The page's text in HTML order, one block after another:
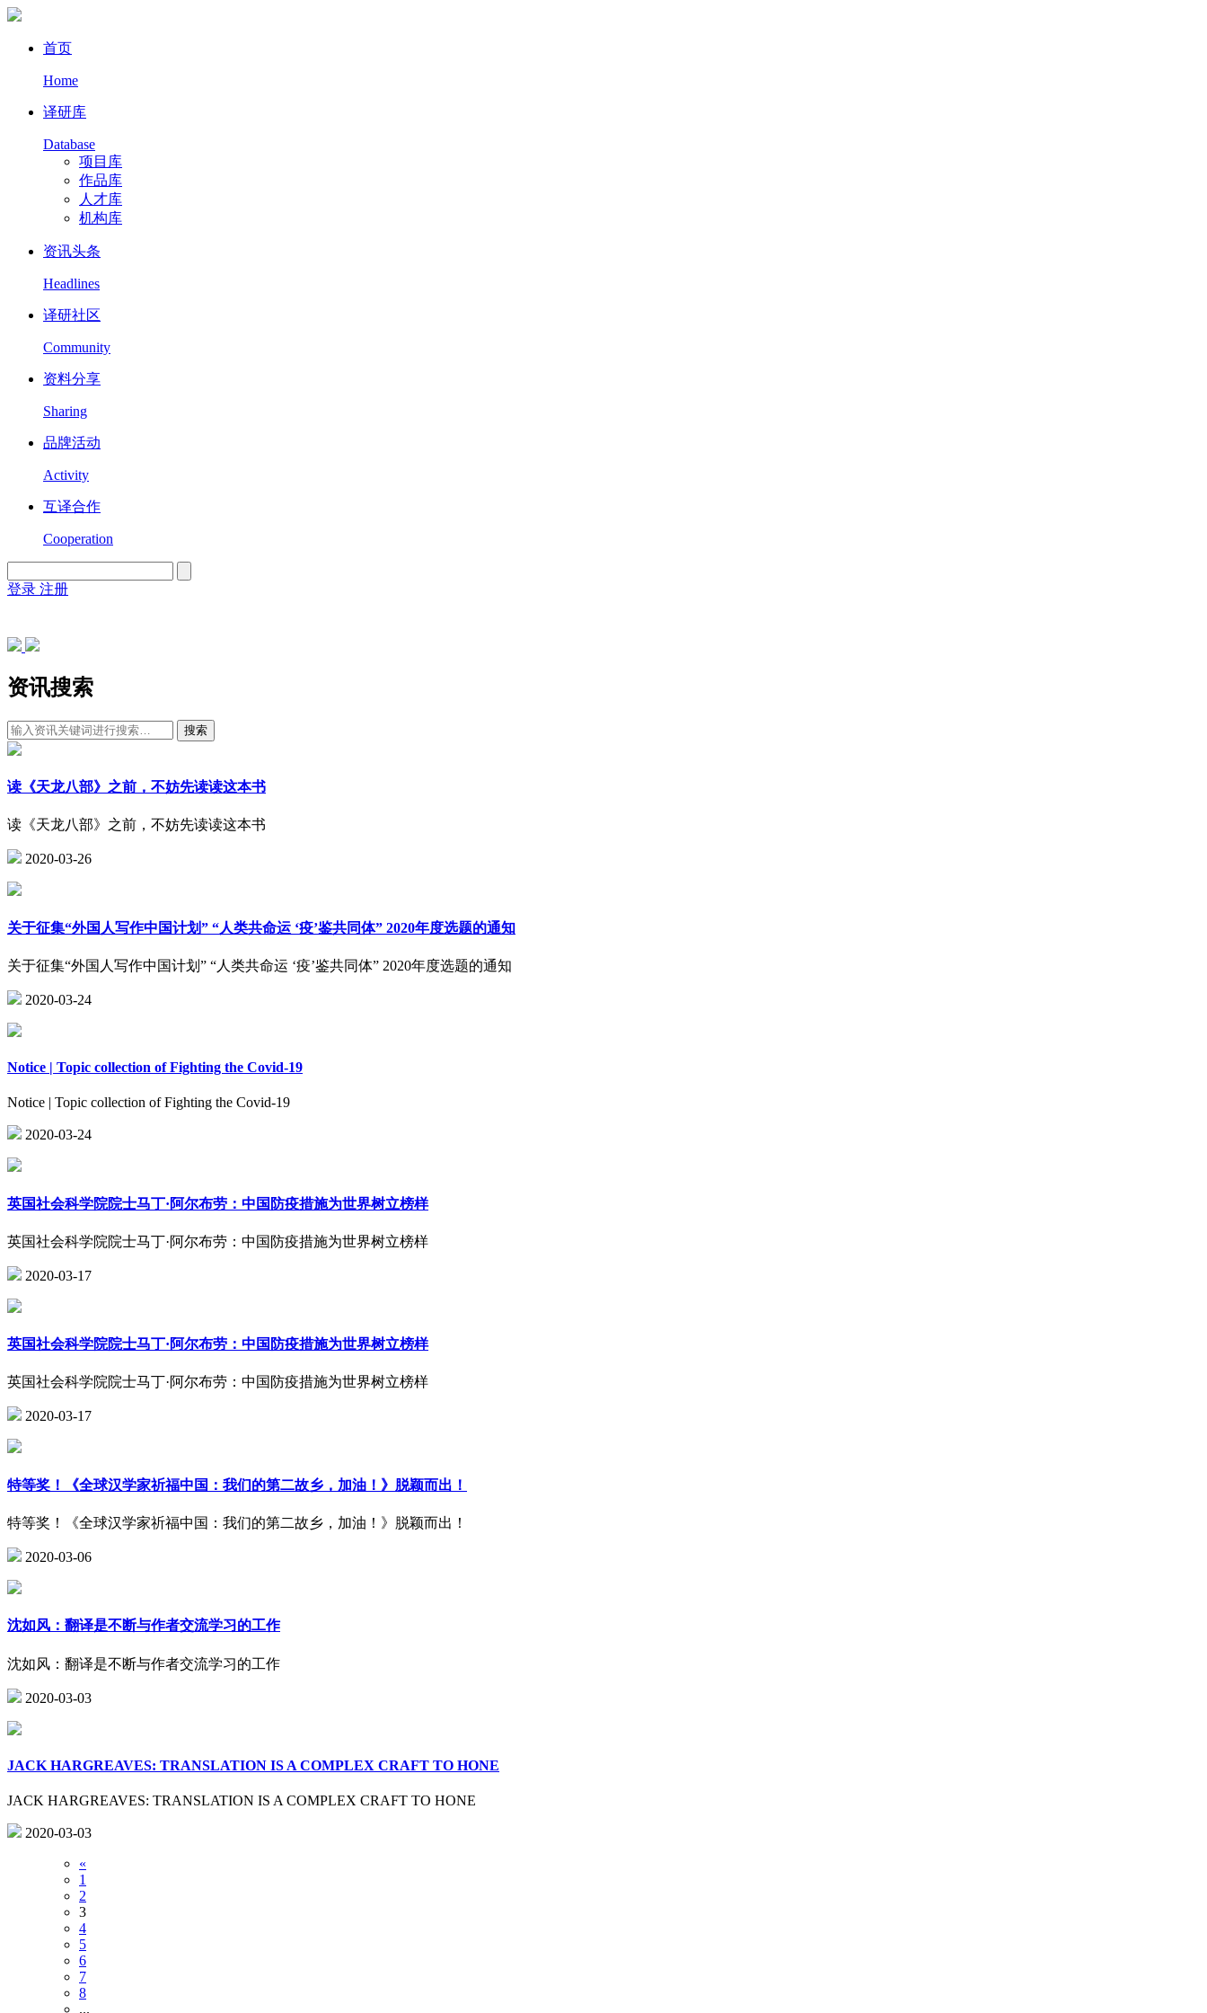
首页
Home
译研库
Database
项目库
作品库
人才库
机构库
资讯头条
Headlines
译研社区
Community
资料分享
Sharing
品牌活动
Activity
互译合作
Cooperation
登录 注册
资讯搜索
搜索
读《天龙八部》之前，不妨先读读这本书
读《天龙八部》之前，不妨先读读这本书
2020-03-26
关于征集“外国人写作中国计划” “人类共命运 ‘疫’鉴共同体” 2020年度选题的通知
关于征集“外国人写作中国计划” “人类共命运 ‘疫’鉴共同体” 2020年度选题的通知
2020-03-24
Notice | Topic collection of Fighting the Covid-19
Notice | Topic collection of Fighting the Covid-19
2020-03-24
英国社会科学院院士马丁·阿尔布劳：中国防疫措施为世界树立榜样
英国社会科学院院士马丁·阿尔布劳：中国防疫措施为世界树立榜样
2020-03-17
英国社会科学院院士马丁·阿尔布劳：中国防疫措施为世界树立榜样
英国社会科学院院士马丁·阿尔布劳：中国防疫措施为世界树立榜样
2020-03-17
特等奖！《全球汉学家祈福中国：我们的第二故乡，加油！》脱颖而出！
特等奖！《全球汉学家祈福中国：我们的第二故乡，加油！》脱颖而出！
2020-03-06
沈如风：翻译是不断与作者交流学习的工作
沈如风：翻译是不断与作者交流学习的工作
2020-03-03
JACK HARGREAVES: TRANSLATION IS A COMPLEX CRAFT TO HONE
JACK HARGREAVES: TRANSLATION IS A COMPLEX CRAFT TO HONE
2020-03-03
«
1
2
3
4
5
6
7
8
...